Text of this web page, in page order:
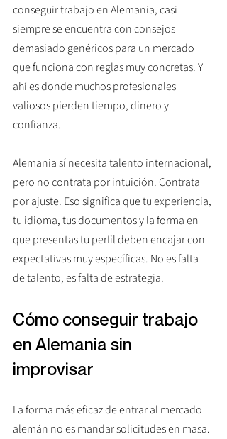
conseguir trabajo en Alemania, casi
siempre se encuentra con consejos
demasiado genéricos para un mercado
que funciona con reglas muy concretas. Y
ahí es donde muchos profesionales
valiosos pierden tiempo, dinero y
confianza.
Alemania sí necesita talento internacional,
pero no contrata por intuición. Contrata
por ajuste. Eso significa que tu experiencia,
tu idioma, tus documentos y la forma en
que presentas tu perfil deben encajar con
expectativas muy específicas. No es falta
de talento, es falta de estrategia.
Cómo conseguir trabajo
en Alemania sin
improvisar
La forma más eficaz de entrar al mercado
alemán no es mandar solicitudes en masa.